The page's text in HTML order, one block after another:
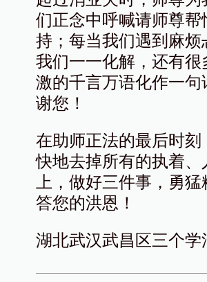
们正念中呼喊请师尊
持；每当我们遇到麻
我们一一化解，还有
激的千言万语化作一
谢您！
在助师正法的最后时
快地去掉所有的执着
上，做好三件事，勇
答您的洪恩！
湖北武汉武昌区三个学